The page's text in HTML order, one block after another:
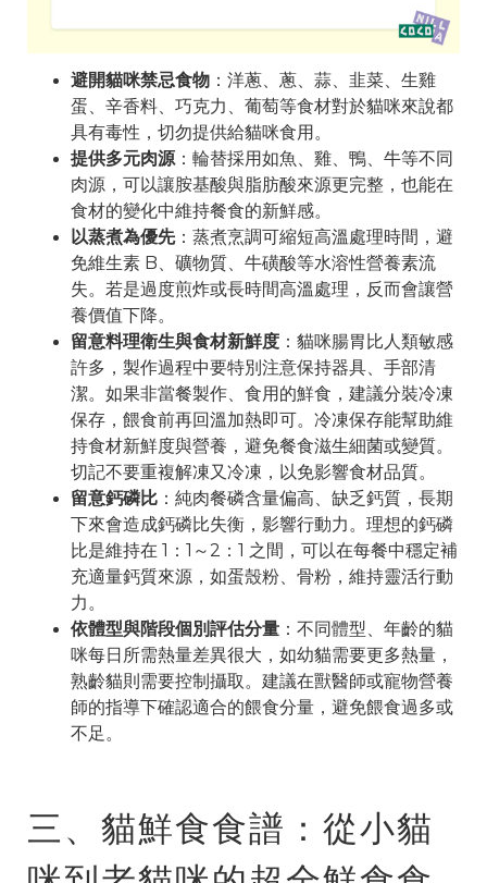
避開貓咪禁忌食物 ：洋蔥、蔥、蒜、韭菜、生雞
蛋、辛香料、巧克力、葡萄等食材對於貓咪來說都
具有毒性，切勿提供給貓咪食用。
提供多元肉源：輪替採用如魚、雞、鴨、牛等不同
肉源，可以讓胺基酸與脂肪酸來源更完整，也能在
食材的變化中維持餐食的新鮮感。
以蒸煮為優先：蒸煮烹調可縮短高溫處理時間，避
免維生素 B、礦物質、牛磺酸等水溶性營養素流
失。若是過度煎炸或長時間高溫處理，反而會讓營
養價值下降。
留意料理衛生與食材新鮮度 ：貓咪腸胃比人類敏感
許多，製作過程中要特別注意保持器具、手部清
潔。如果非當餐製作、食用的鮮食，建議分裝冷凍
保存，餵食前再回溫加熱即可。冷凍保存能幫助維
持食材新鮮度與營養，避免餐食滋生細菌或變質。
切記不要重複解凍又冷凍，以免影響食材品質。
留意鈣磷比 ：純肉餐磷含量偏高、缺乏鈣質，長期
下來會造成鈣磷比失衡，影響行動力。理想的鈣磷
比是維持在 1：1～2：1 之間，可以在每餐中穩定補
充適量鈣質來源，如蛋殼粉、骨粉，維持靈活行動
力。
依體型與階段個別評估分量 ：不同體型、年齡的貓
咪每日所需熱量差異很大，如幼貓需要更多熱量，
熟齡貓則需要控制攝取。建議在獸醫師或寵物營養
師的指導下確認適合的餵食分量，避免餵食過多或
不足。
三、貓鮮食食譜：從小貓